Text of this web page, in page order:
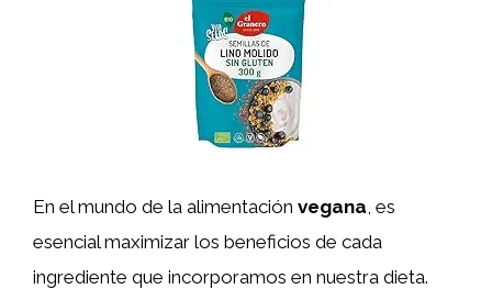
En el mundo de la alimentación vegana, es
esencial maximizar los beneficios de cada
ingrediente que incorporamos en nuestra dieta.